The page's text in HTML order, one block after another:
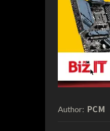
Author: PCM